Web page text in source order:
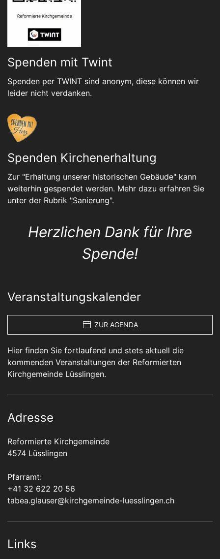
Spenden mit Twint
Spenden per TWINT sind anonym, diese können wir
leider nicht verdanken.
Spenden Kirchenerhaltung
Zur "Erhaltung unserer historischen Gebäude" kann
weiterhin gespendet werden. Mehr dazu erfahren Sie
unter der Rubrik "Sanierung".
Herzlichen Dank für Ihre
Spende!
Veranstaltungskalender
ZUR AGENDA
Hier finden Sie fortlaufend und stets aktuell die
kommenden Veranstaltungen der Reformierten
Kirchgemeinde Lüsslingen.
Adresse
Reformierte Kirchgemeinde
4574 Lüsslingen
Pfarramt:
+41 32 622 20 56
tabea.glauser@kirchgemeinde-luesslingen.ch
Links